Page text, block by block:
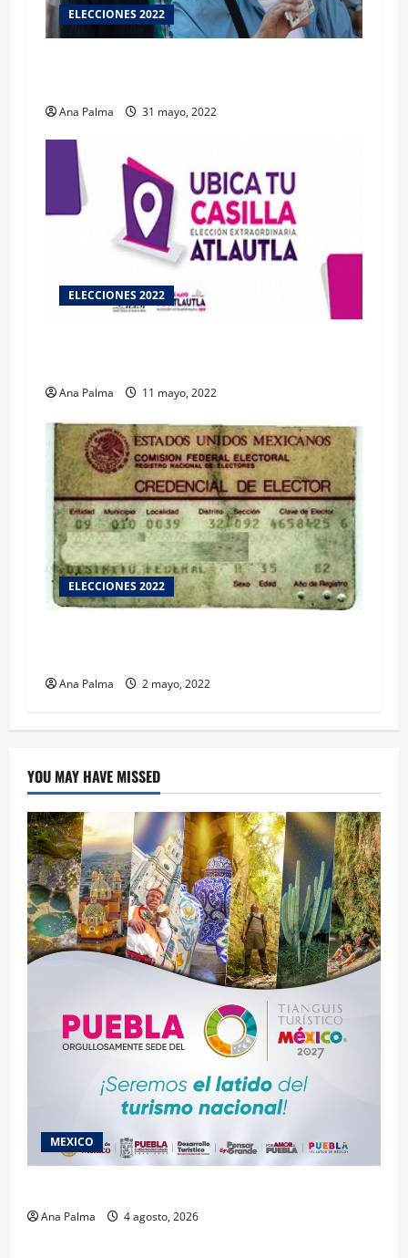
ELECCIONES 2022
Ana Palma 31 mayo, 2022
ELECCIONES 2022
Ana Palma 11 mayo, 2022
ELECCIONES 2022
Ana Palma 2 mayo, 2022
YOU MAY HAVE MISSED
MEXICO
Ana Palma 4 agosto, 2026
Estados